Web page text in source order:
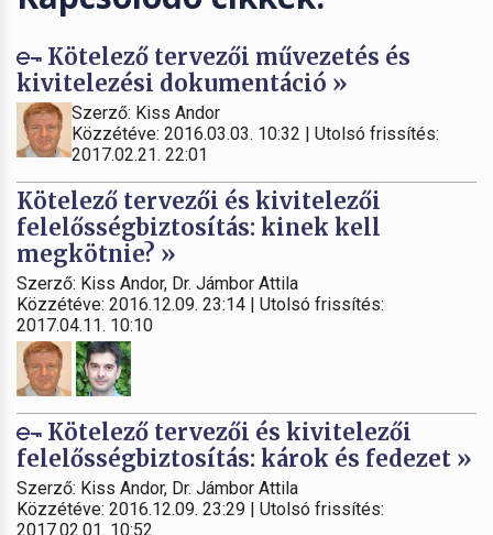
Kötelező tervezői művezetés és
kivitelezési dokumentáció »
Szerző: Kiss Andor
Közzétéve: 2016.03.03. 10:32 | Utolsó frissítés:
2017.02.21. 22:01
Kötelező tervezői és kivitelezői
felelősségbiztosítás: kinek kell
megkötnie? »
Szerző: Kiss Andor, Dr. Jámbor Attila
Közzétéve: 2016.12.09. 23:14 | Utolsó frissítés:
2017.04.11. 10:10
Kötelező tervezői és kivitelezői
felelősségbiztosítás: károk és fedezet »
Szerző: Kiss Andor, Dr. Jámbor Attila
Közzétéve: 2016.12.09. 23:29 | Utolsó frissítés:
2017.02.01. 10:52